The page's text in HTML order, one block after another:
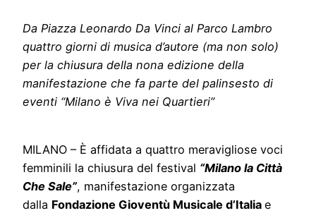
Da Piazza Leonardo Da Vinci al Parco Lambro
quattro giorni di musica d’autore (ma non solo)
per la chiusura della nona edizione della
manifestazione che fa parte del palinsesto di
eventi “Milano è Viva nei Quartieri”
MILANO – È affidata a quattro meravigliose voci
femminili la chiusura del festival “Milano la Città
Che Sale”, manifestazione organizzata
dalla Fondazione Gioventù Musicale d’Italia e